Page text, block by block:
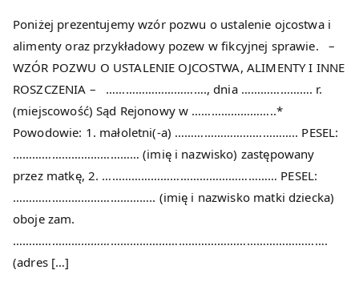
Poniżej prezentujemy wzór pozwu o ustalenie ojcostwa i
alimenty oraz przykładowy pozew w fikcyjnej sprawie. –
WZÓR POZWU O USTALENIE OJCOSTWA, ALIMENTY I INNE
ROSZCZENIA – …………………………., dnia …………………. r.
(miejscowość) Sąd Rejonowy w ……………………..*
Powodowie: 1. małoletni(-a) ……………………………….. PESEL:
………………………………… (imię i nazwisko) zastępowany
przez matkę, 2. ……………………………………………… PESEL:
…………………………………….. (imię i nazwisko matki dziecka)
oboje zam.
…………………………………………………………………………………….
(adres […]